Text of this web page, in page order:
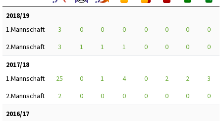
2018/19
1.Mannschaft
3 0 0 0 0 0 0
0
2.Mannschaft
3 1 1 1 0 0 0
0
2017/18
1.Mannschaft
25 0 1 4 0 2 2
3
2.Mannschaft
2 0 0 0 0 0 0
0
2016/17